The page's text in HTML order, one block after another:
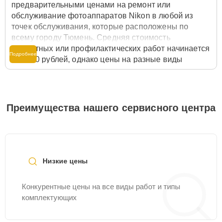
предварительными ценами на ремонт или
обслуживание фотоаппаратов Nikon в любой из
точек обслуживания, которые расположены по
всему городу Тюмень. Средняя стоимость
ремонтных или профилактических работ начинается
от 3300 рублей, однако цены на разные виды
комплектующих могут различаться. Полную
службы заботы о клиентах. Для расчета итоговой
стоимости ремонта фотоаппарата достаточно
Подробнее
Преимущества нашего сервисного центра
Низкие цены
Конкурентные цены на все виды работ и типы
комплектующих